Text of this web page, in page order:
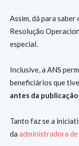
Assim, dá para saber
Resolução
especial.
Inclusive, a ANS
beneficiários que
antes da publicação
Tanto faz se a
da administradora